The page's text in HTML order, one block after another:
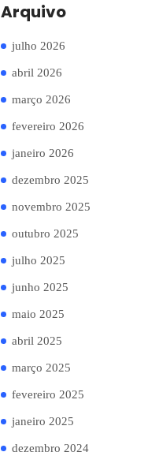
Arquivo
julho 2026
abril 2026
março 2026
fevereiro 2026
janeiro 2026
dezembro 2025
novembro 2025
outubro 2025
julho 2025
junho 2025
maio 2025
abril 2025
março 2025
fevereiro 2025
janeiro 2025
dezembro 2024